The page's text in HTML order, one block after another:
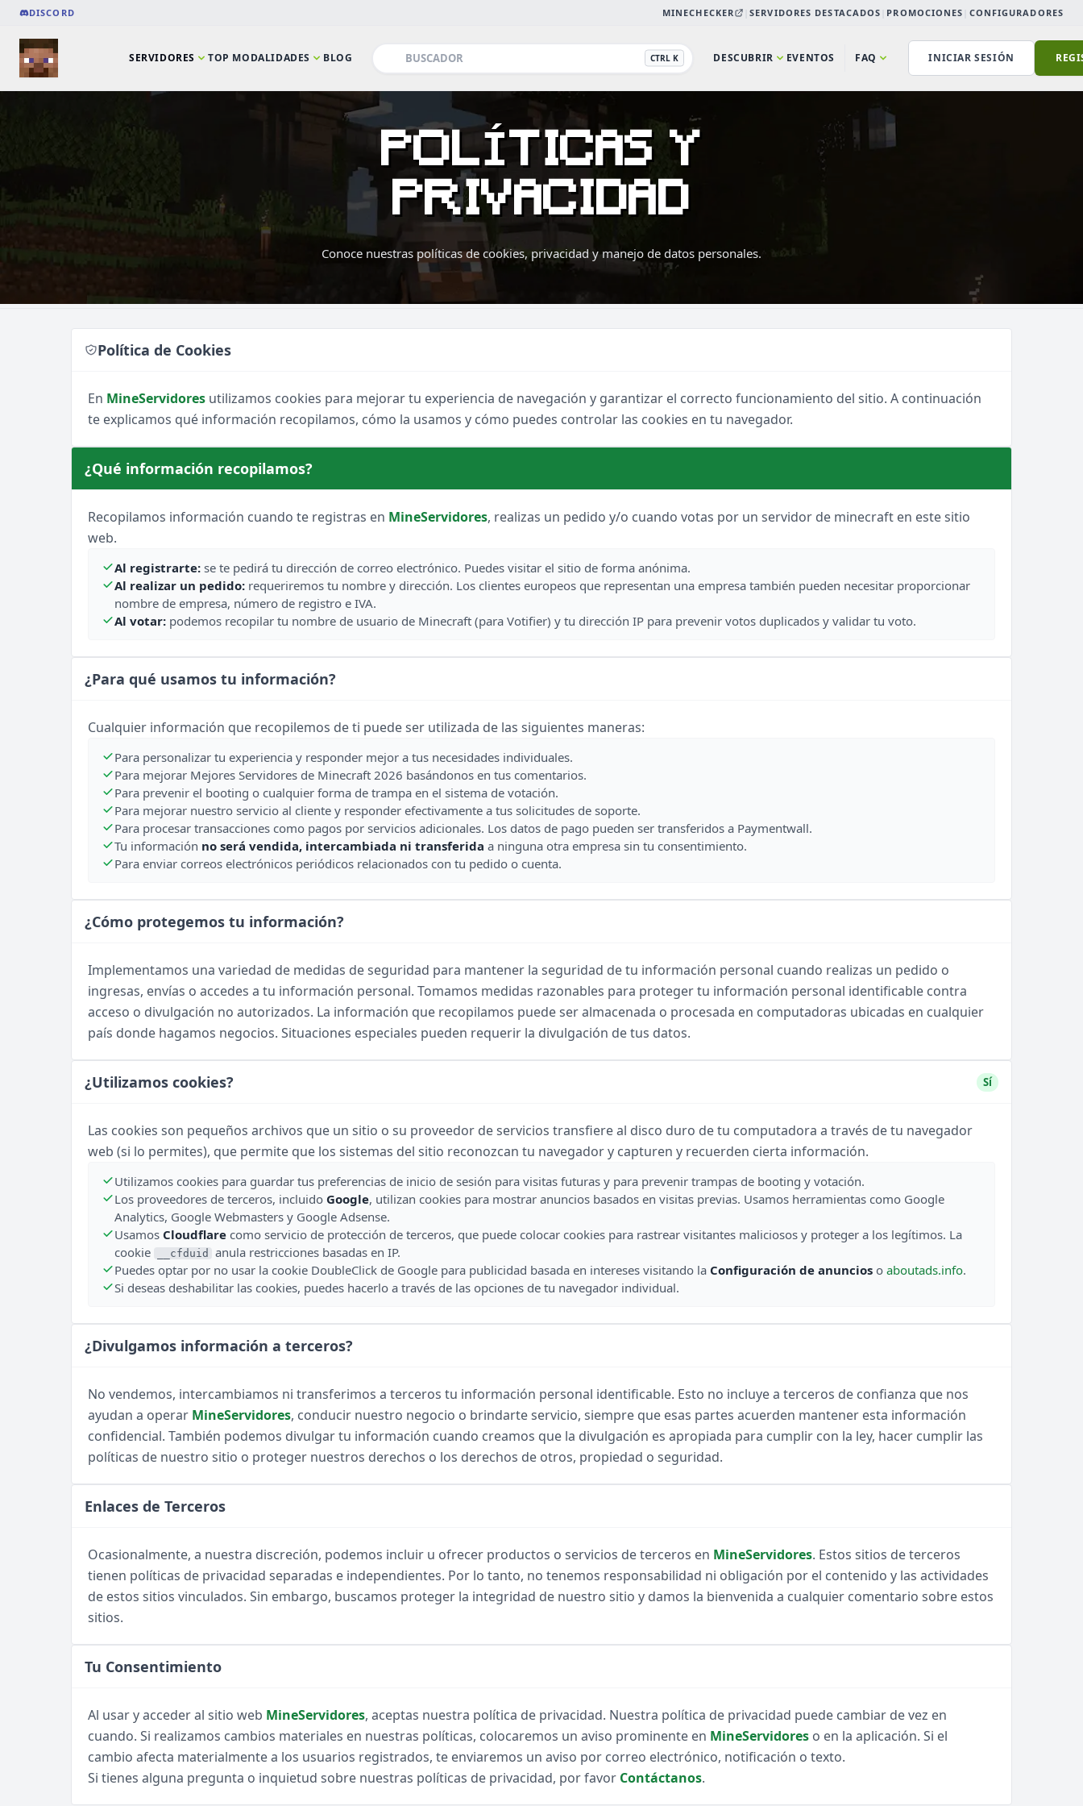
SURVIVAL 2026 ACTIVOS 69
🎮 MODALIDADES POPULARES
Survival 🔒Prision OP
Survival OP ⚔️ 🏝️
DISCORD MINECHECKER |SERVIDORES DESTACADOS PROMOCIONES CONFIGURADORES
SERVIDORES TOP MODALIDADES BLOG CTRL K DESCUBRIR EVENTOS FAQ INICIAR SESIÓN
POLÍTICAS Y
PRIVACIDAD
Conoce nuestras políticas de cookies, privacidad y manejo de datos personales.
Política de Cookies
En MineServidores utilizamos cookies para mejorar tu experiencia de navegación y garantizar el correcto funcionamiento del sitio. A continuación
te explicamos qué información recopilamos, cómo la usamos y cómo puedes controlar las cookies en tu navegador.
¿Qué información recopilamos?
Recopilamos información cuando te registras en MineServidores, realizas un pedido y/o cuando votas por un servidor de minecraft en este sitio
web.
Al registrarte: se te pedirá tu dirección de correo electrónico. Puedes visitar el sitio de forma anónima.
Al realizar un pedido: requeriremos tu nombre y dirección. Los clientes europeos que representan una empresa también pueden necesitar proporcionar
nombre de empresa, número de registro e IVA.
Al votar: podemos recopilar tu nombre de usuario de Minecraft (para Votifier) y tu dirección IP para prevenir votos duplicados y validar tu voto.
¿Para qué usamos tu información?
Cualquier información que recopilemos de ti puede ser utilizada de las siguientes maneras:
Para personalizar tu experiencia y responder mejor a tus necesidades individuales.
Para mejorar Mejores Servidores de Minecraft 2026 basándonos en tus comentarios.
Para prevenir el booting o cualquier forma de trampa en el sistema de votación.
Para mejorar nuestro servicio al cliente y responder efectivamente a tus solicitudes de soporte.
Para procesar transacciones como pagos por servicios adicionales. Los datos de pago pueden ser transferidos a Paymentwall.
Tu información no será vendida, intercambiada ni transferida a ninguna otra empresa sin tu consentimiento.
Para enviar correos electrónicos periódicos relacionados con tu pedido o cuenta.
¿Cómo protegemos tu información?
Implementamos una variedad de medidas de seguridad para mantener la seguridad de tu información personal cuando realizas un pedido o
ingresas, envías o accedes a tu información personal. Tomamos medidas razonables para proteger tu información personal identificable contra
acceso o divulgación no autorizados. La información que recopilamos puede ser almacenada o procesada en computadoras ubicadas en cualquier
país donde hagamos negocios. Situaciones especiales pueden requerir la divulgación de tus datos.
¿Utilizamos cookies? Sí
Las cookies son pequeños archivos que un sitio o su proveedor de servicios transfiere al disco duro de tu computadora a través de tu navegador
web (si lo permites), que permite que los sistemas del sitio reconozcan tu navegador y capturen y recuerden cierta información.
Utilizamos cookies para guardar tus preferencias de inicio de sesión para visitas futuras y para prevenir trampas de booting y votación.
Los proveedores de terceros, incluido Google, utilizan cookies para mostrar anuncios basados en visitas previas. Usamos herramientas como Google
Analytics, Google Webmasters y Google Adsense.
Usamos Cloudflare como servicio de protección de terceros, que puede colocar cookies para rastrear visitantes maliciosos y proteger a los legítimos. La
cookie
__cfduid
anula restricciones basadas en IP.
Puedes optar por no usar la cookie DoubleClick de Google para publicidad basada en intereses visitando la Configuración de anuncios o aboutads.info.
Si deseas deshabilitar las cookies, puedes hacerlo a través de las opciones de tu navegador individual.
¿Divulgamos información a terceros?
No vendemos, intercambiamos ni transferimos a terceros tu información personal identificable. Esto no incluye a terceros de confianza que nos
ayudan a operar MineServidores, conducir nuestro negocio o brindarte servicio, siempre que esas partes acuerden mantener esta información
confidencial. También podemos divulgar tu información cuando creamos que la divulgación es apropiada para cumplir con la ley, hacer cumplir las
políticas de nuestro sitio o proteger nuestros derechos o los derechos de otros, propiedad o seguridad.
Enlaces de Terceros
Ocasionalmente, a nuestra discreción, podemos incluir u ofrecer productos o servicios de terceros en MineServidores. Estos sitios de terceros
tienen políticas de privacidad separadas e independientes. Por lo tanto, no tenemos responsabilidad ni obligación por el contenido y las actividades
de estos sitios vinculados. Sin embargo, buscamos proteger la integridad de nuestro sitio y damos la bienvenida a cualquier comentario sobre estos
sitios.
Tu Consentimiento
Al usar y acceder al sitio web MineServidores, aceptas nuestra política de privacidad. Nuestra política de privacidad puede cambiar de vez en
cuando. Si realizamos cambios materiales en nuestras políticas, colocaremos un aviso prominente en MineServidores o en la aplicación. Si el
cambio afecta materialmente a los usuarios registrados, te enviaremos un aviso por correo electrónico, notificación o texto.
Si tienes alguna pregunta o inquietud sobre nuestras políticas de privacidad, por favor Contáctanos.